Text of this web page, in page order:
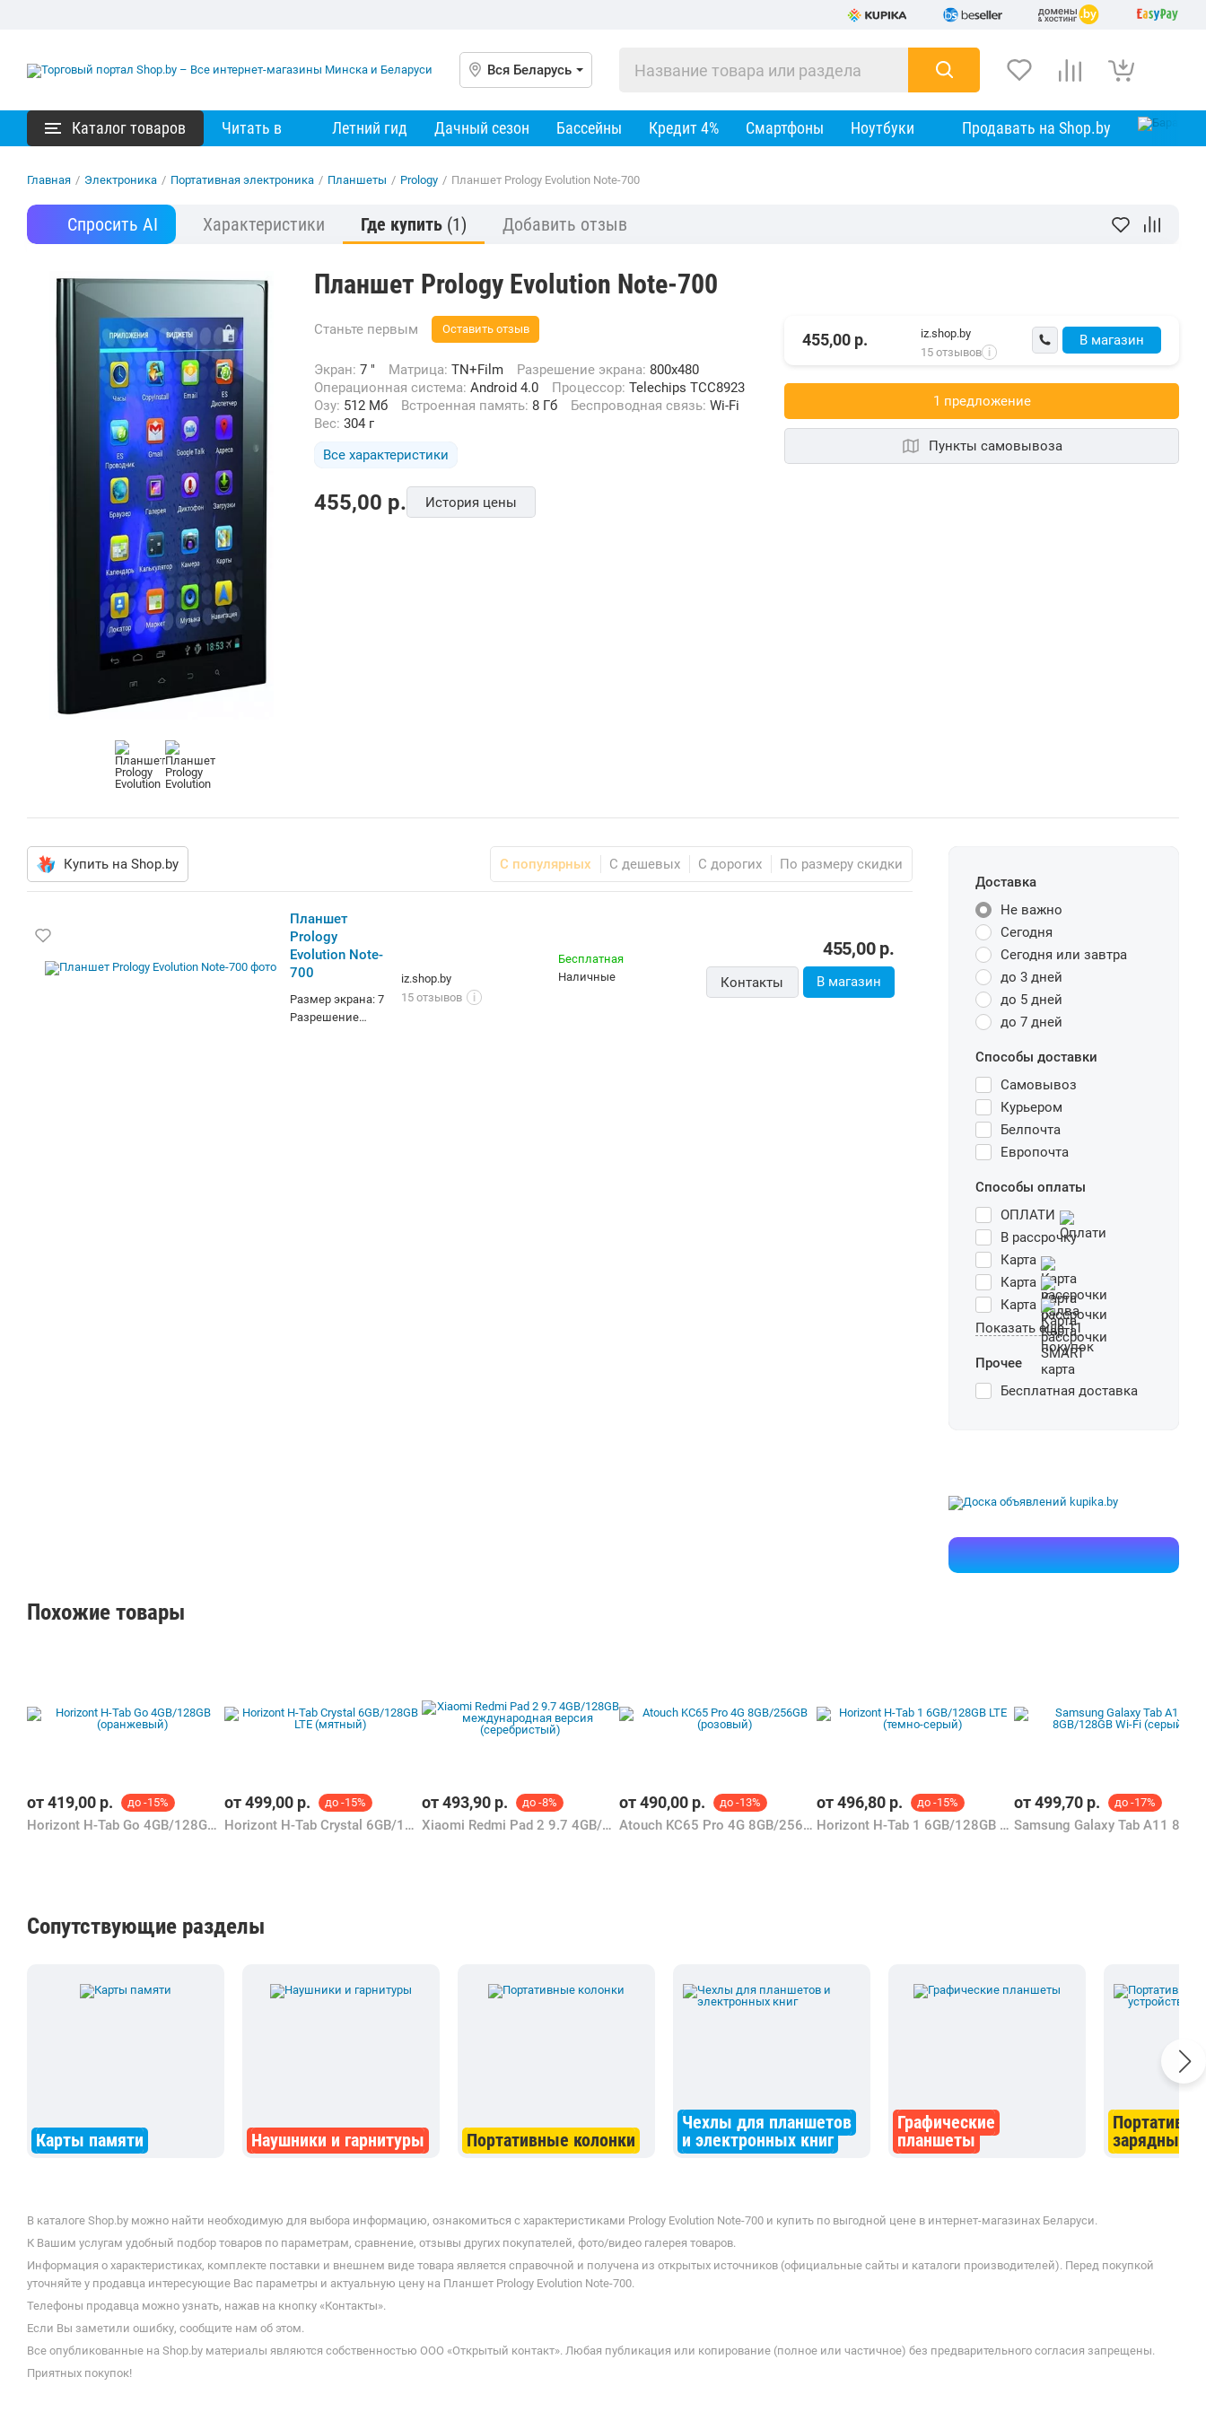
Вся Беларусь
Каталог товаров Читать в Летний гид Дачный сезон Бассейны Кредит 4% Смартфоны Ноутбуки Продавать на Shop.by
Главная / Электроника / Портативная электроника / Планшеты / Prology / Планшет Prology Evolution Note-700
Спросить AI Характеристики Где купить (1) Добавить отзыв
Планшет Prology Evolution Note-700
Станьте первым Оставить отзыв
Экран: 7 " Матрица: TN+Film Разрешение экрана: 800x480
Операционная система: Android 4.0 Процессор: Telechips TCC8923
Озу: 512 Мб Встроенная память: 8 Гб Беспроводная связь: Wi-Fi
Вес: 304 г
Все характеристики
455,00 p. История цены
В магазин
455,00 р.
iz.shop.by
15 отзывов i
1 предложениe
Пункты самовывоза
Купить на Shop.by С популярных С дешевых С дорогих По размеру скидки
Планшет
Prology
Evolution Note-
700
Размер экрана: 7
Разрешение
iz.shop.by
15 отзывов
i
Бесплатная
наличные
455,00р.
Контакты В магазин
Доставка
Не важно
Сегодня
Сегодня или завтра
до 3 дней
до 5 дней
до 7 дней
Способы доставки
Самовывоз
Курьером
Белпочта
Европочта
Способы оплаты
ОПЛАТИ
В рассрочку
Карта
Карта
Карта
Показать еще 11
Прочее
Бесплатная доставка
Похожие товары
от419,00 р. до -15%
Horizont H-Tab Go 4GB/128GB (оранжевый)
от499,00 р. до -15%
Horizont H-Tab Crystal 6GB/128GB LTE (мятный)
от493,90 р. до -8%
Xiaomi Redmi Pad 2 9.7 4GB/128GB международная версия (серебристый)
от490,00 р. до -13%
Atouch KC65 Pro 4G 8GB/256GB (розовый)
от496,80 р. до -15%
Horizont H-Tab 1 6GB/128GB LTE (темно-серый)
от499,70 р. до -17%
Сопутствующие разделы
Карты памяти Наушники и гарнитуры Портативные колонки
Чехлы для планшетов
и электронных книг
Графические
планшеты
зарядные
В каталоге Shop.by можно найти необходимую для выбора информацию, ознакомиться с характеристиками Prology Evolution Note-700 и купить по выгодной цене в интернет-магазинах Беларуси.
К Вашим услугам удобный подбор товаров по параметрам, сравнение, отзывы других покупателей, фото/видео галерея товаров.
Информация о характеристиках, комплекте поставки и внешнем виде товара является справочной и получена из открытых источников (официальные сайты и каталоги производителей). Перед покупкой
уточняйте у продавца интересующие Вас параметры и актуальную цену на Планшет Prology Evolution Note-700.
Телефоны продавца можно узнать, нажав на кнопку «Контакты».
Если Вы заметили ошибку, сообщите нам об этом.
Все опубликованные на Shop.by материалы являются собственностью ООО «Открытый контакт». Любая публикация или копирование (полное или частичное) без предварительного согласия запрещены.
Приятных покупок!